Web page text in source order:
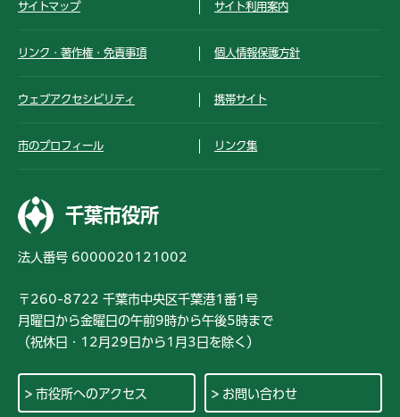
サイトマップ サイト利用案内
リンク・著作権・免責事項 個人情報保護方針
ウェブアクセシビリティ 携帯サイト
市のプロフィール リンク集
千葉市役所
法人番号 6000020121002
〒260-8722 千葉市中央区千葉港1番1号
月曜日から金曜日の午前9時から午後5時まで
（祝休日・12月29日から1月3日を除く）
市役所へのアクセス お問い合わせ